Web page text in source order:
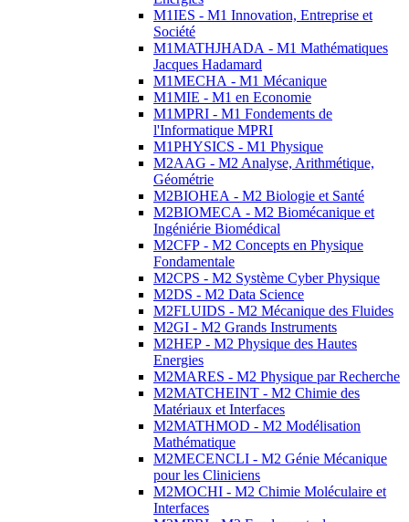
M1IES - M1 Innovation, Entreprise et
Société
M1MATHJHADA - M1 Mathématiques
Jacques Hadamard
M1MECHA - M1 Mécanique
M1MIE - M1 en Economie
M1MPRI - M1 Fondements de
l'Informatique MPRI
M1PHYSICS - M1 Physique
M2AAG - M2 Analyse, Arithmétique,
Géométrie
M2BIOHEA - M2 Biologie et Santé
M2BIOMECA - M2 Biomécanique et
Ingéniérie Biomédical
M2CFP - M2 Concepts en Physique
Fondamentale
M2CPS - M2 Système Cyber Physique
M2DS - M2 Data Science
M2FLUIDS - M2 Mécanique des Fluides
M2GI - M2 Grands Instruments
M2HEP - M2 Physique des Hautes
Energies
M2MARES - M2 Physique par Recherche
M2MATCHEINT - M2 Chimie des
Matériaux et Interfaces
M2MATHMOD - M2 Modélisation
Mathématique
M2MECENCLI - M2 Génie Mécanique
pour les Cliniciens
M2MOCHI - M2 Chimie Moléculaire et
Interfaces